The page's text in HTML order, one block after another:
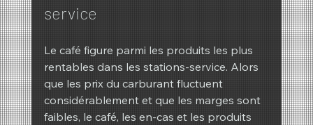
service
Le café figure parmi les produits les plus
rentables dans les stations-service. Alors
que les prix du carburant fluctuent
considérablement et que les marges sont
faibles, le café, les en-cas et les produits